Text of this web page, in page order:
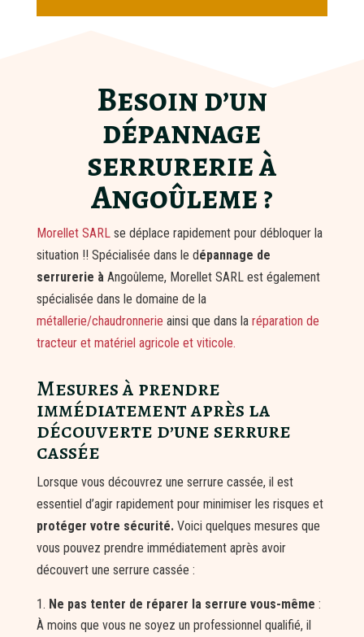
Besoin d’un
dépannage
serrurerie à
Angoûleme ?
Morellet SARLse déplace rapidement pour débloquer la
situation !! Spécialisée dans le dépannage de
serrurerie à Angoûleme, Morellet SARL est également
spécialisée dans le domaine de la
métallerie/chaudronnerie ainsi que dans la réparation de
tracteur et matériel agricole et viticole.
Mesures à prendre
immédiatement après la
découverte d’une serrure
cassée
Lorsque vous découvrez une serrure cassée, il est
essentiel d’agir rapidement pour minimiser les risques et
protéger votre sécurité.Voici quelques mesures que
vous pouvez prendre immédiatement après avoir
découvert une serrure cassée :
Ne pas tenter de réparer la serrure vous-même :
À moins que vous ne soyez un professionnel qualifié, il